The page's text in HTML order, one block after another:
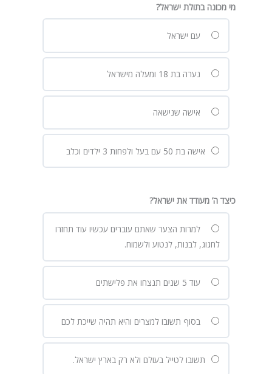
מי מכונה בתולת ישראל?
עם ישראל
נערה בת 18 ומעלה מישראל
אישה שנישאה
אישה בת 50 עם בעל ולפחות 3 ילדים וכלב
כיצד ה’ מעודד את ישראל?
למרות הצער שאתם עוברים עכשיו עוד תחזרו
לחגוג, לבנות, לנטוע ולשמוח.
עוד 5 שנים תנצחו את פלישתים
בסוף תשובו למצרים והיא תהיה שייכת לכם
תשובו לטייל בעולם ולא רק בארץ ישראל.